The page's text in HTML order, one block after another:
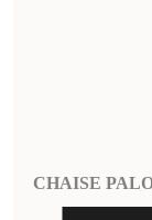
CHAISE